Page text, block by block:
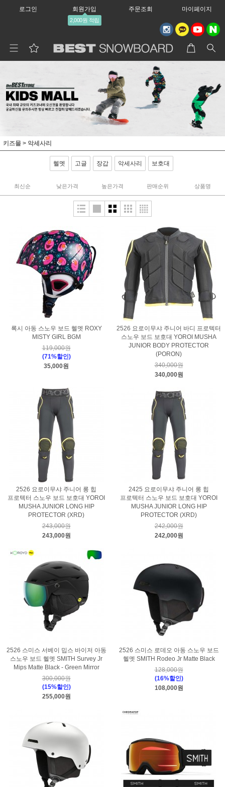
로그인 회원가입
2,000원 적립
주문조회 마이페이지
키즈몰 > 악세사리
헬멧 고글 장갑 악세사리 보호대
최신순 낮은가격 높은가격 판매순위 상품명
록시 아동 스노우 보드 헬멧 ROXY
MISTY GIRL BGM
119,000원
(71%할인)
35,000원
2526 요로이무샤 주니어 바디 프로텍터
스노우 보드 보호대 YOROI MUSHA
JUNIOR BODY PROTECTOR
(PORON)
340,000원
340,000원
2526 요로이무샤 주니어 롱 힙
프로텍터 스노우 보드 보호대 YOROI
MUSHA JUNIOR LONG HIP
PROTECTOR (XRD)
243,000원
243,000원
2425 요로이무샤 주니어 롱 힙
프로텍터 스노우 보드 보호대 YOROI
MUSHA JUNIOR LONG HIP
PROTECTOR (XRD)
242,000원
242,000원
2526 스미스 서베이 밉스 바이저 아동
스노우 보드 헬멧 SMITH Survey Jr
Mips Matte Black - Green Mirror
300,000원
(15%할인)
255,000원
2526 스미스 로데오 아동 스노우 보드
헬멧 SMITH Rodeo Jr Matte Black
128,000원
(16%할인)
108,000원